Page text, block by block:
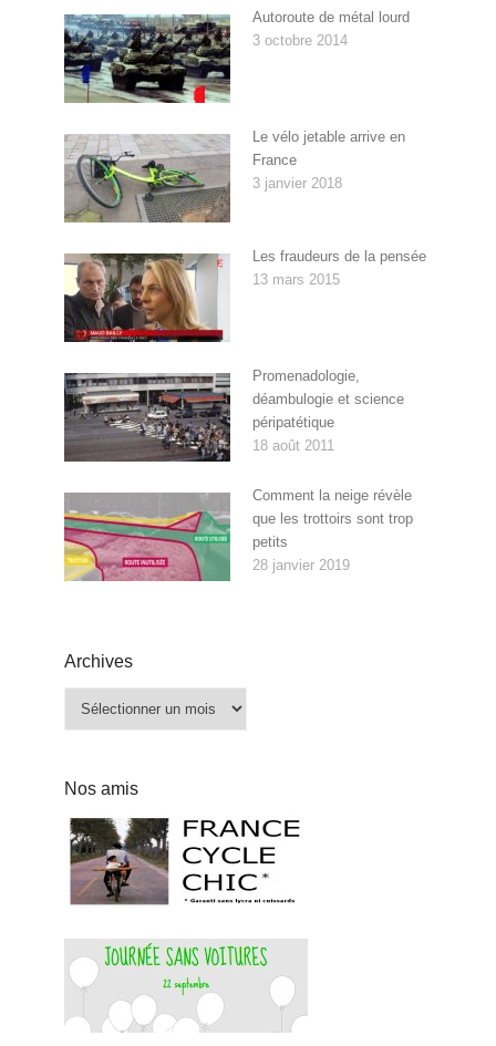
Autoroute de métal lourd
3 octobre 2014
Le vélo jetable arrive en
France
3 janvier 2018
Les fraudeurs de la pensée
13 mars 2015
Promenadologie,
déambulogie et science
péripatétique
18 août 2011
Comment la neige révèle
que les trottoirs sont trop
petits
28 janvier 2019
Archives
Nos amis